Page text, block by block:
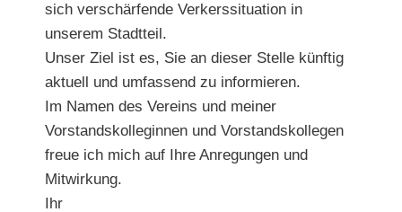
sich verschärfende Verkerssituation in
unserem Stadtteil.
Unser Ziel ist es, Sie an dieser Stelle künftig
aktuell und umfassend zu informieren.
Im Namen des Vereins und meiner
Vorstandskolleginnen und Vorstandskollegen
freue ich mich auf Ihre Anregungen und
Mitwirkung.
Ihr